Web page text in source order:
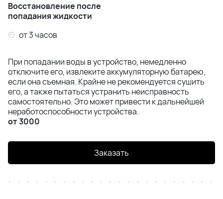
Восстановление после
попадания жидкости
от 3 часов
При попадании воды в устройство, немедленно
отключите его, извлеките аккумуляторную батарею,
если она съемная. Крайне не рекомендуется сушить
его, а также пытаться устранить неисправность
самостоятельно. Это может привести к дальнейшей
неработоспособности устройства.
от 3000
Заказать